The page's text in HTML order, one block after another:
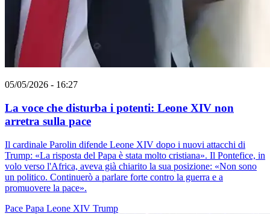
05/05/2026 - 16:27
La voce che disturba i potenti: Leone XIV non
arretra sulla pace
Il cardinale Parolin difende Leone XIV dopo i nuovi attacchi di
Trump: «La risposta del Papa è stata molto cristiana». Il Pontefice, in
volo verso l'Africa, aveva già chiarito la sua posizione: «Non sono
un politico. Continuerò a parlare forte contro la guerra e a
promuovere la pace».
Pace Papa Leone XIV Trump